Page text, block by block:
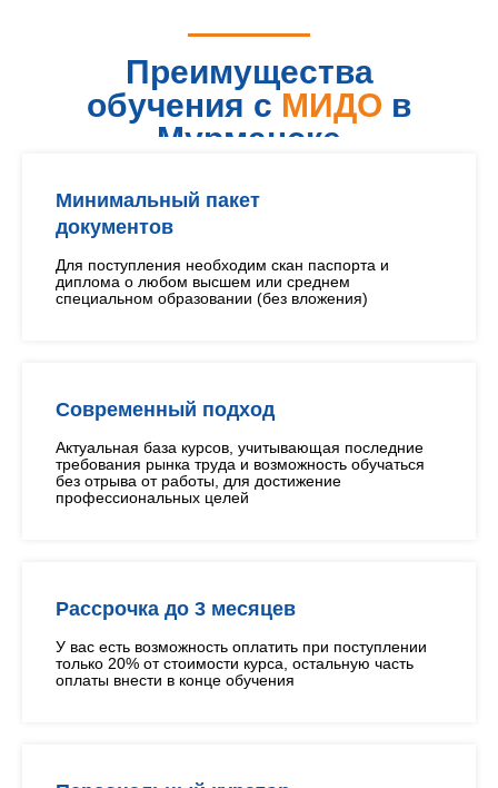
Преимущества
обучения с МИДО в
Мурманске
Минимальный пакет
документов
Для поступления необходим скан паспорта и
диплома о любом высшем или среднем
специальном образовании (без вложения)
Современный подход
Актуальная база курсов, учитывающая последние
требования рынка труда и возможность обучаться
без отрыва от работы, для достижение
профессиональных целей
Рассрочка до 3 месяцев
У вас есть возможность оплатить при поступлении
только 20% от стоимости курса, остальную часть
оплаты внести в конце обучения